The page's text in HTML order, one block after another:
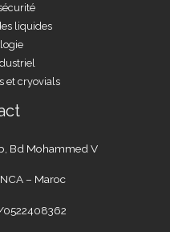
liquides
et cryovials
Bd Mohammed V
– Maroc